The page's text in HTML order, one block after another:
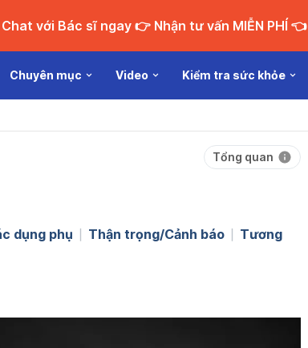
Chat với Bác sĩ ngay 👉 Nhận tư vấn MIỄN PHÍ 👈
Chuyên mục Video Kiểm tra sức khỏe
Tổng quan
dụng phụ Thận trọng/Cảnh báo
Tương